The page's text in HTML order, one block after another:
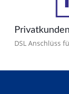
DSL Anschlüss